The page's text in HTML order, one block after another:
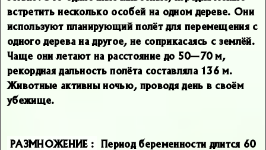
встретить несколько особей на одном дереве. Они
используют планирующий полёт для перемещения с
одного дерева на другое, не соприкасаясь с землёй.
Чаще они летают на расстояние до 50—70 м,
рекордная дальность полёта составляла 136 м.
Животные активны ночью, проводя день в своём
убежище.
РАЗМНОЖЕНИЕ Период беременности длится 60